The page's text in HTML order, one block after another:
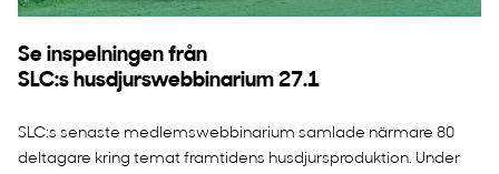
Se inspelningen från
SLC:s husdjurswebbinarium 27.1
SLC:s senaste medlemswebbinarium samlade närmare 80
deltagare kring temat framtidens husdjursproduktion. Under